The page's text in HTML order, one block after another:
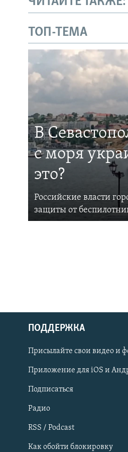
Українською
Qırımtatar
ПРИСОЕДИНЯЙТЕСЬ!
ТОП-ТЕМА
В
с моря
это?
Российские власти
защиты от
ПОДДЕРЖКА
Присылайте свои видео и
Приложение для iOS и
Подписаться
Радио
RSS / Podcast
Как обойти блокировку